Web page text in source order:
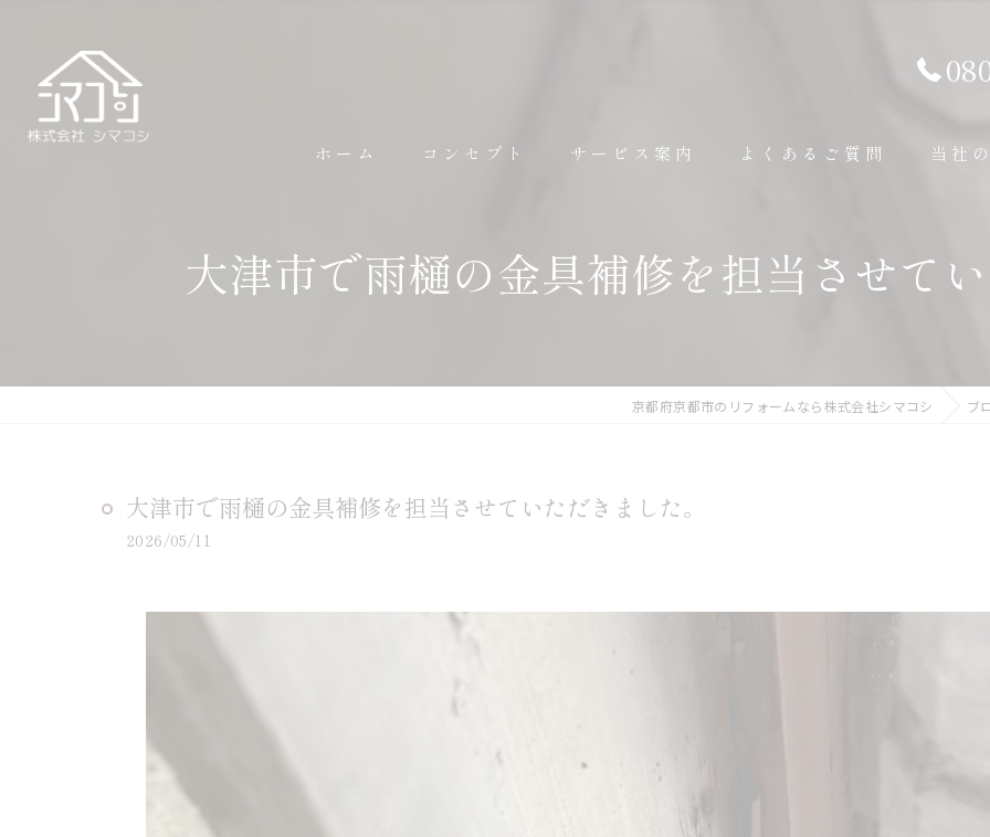
ホーム コンセプト サービス案内
外装工事
よくあるご質問 当社
外壁
水回り
大津市で雨樋の金具補修を担当させてい
京都府京都市のリフォームなら株式会社シマコシ ブ
大津市で雨樋の金具補修を担当させていただきました。
2026/05/11